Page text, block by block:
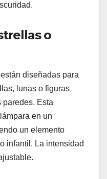
o
diseñadas para
lunas o figuras
paredes. Esta
en un
un elemento
infantil. La intensidad